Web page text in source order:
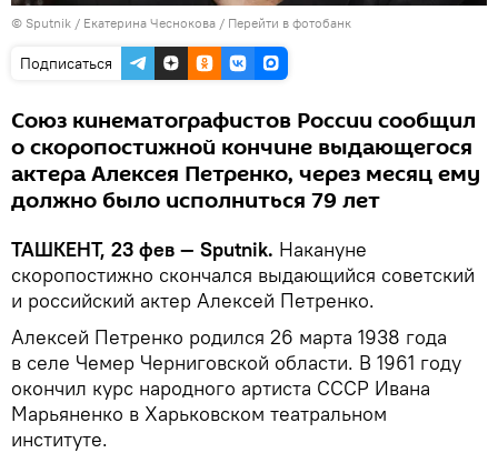
© Sputnik / Екатерина Чеснокова / Перейти в фотобанк
Подписаться
Союз кинематографистов России сообщил
о скоропостижной кончине выдающегося
актера Алексея Петренко, через месяц ему
должно было исполниться 79 лет
ТАШКЕНТ, 23 фев — Sputnik. Накануне
скоропостижно скончался выдающийся советский
и российский актер Алексей Петренко.
Алексей Петренко родился 26 марта 1938 года
в селе Чемер Черниговской области. В 1961 году
окончил курс народного артиста СССР Ивана
Марьяненко в Харьковском театральном
институте.